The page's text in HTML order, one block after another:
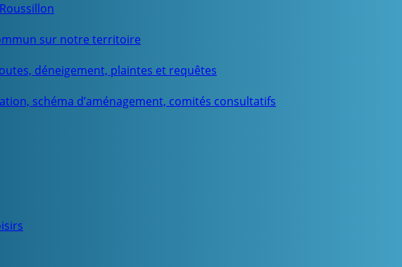
sur notre territoire
déneigement, plaintes et requêtes
schéma d’aménagement, comités consultatifs